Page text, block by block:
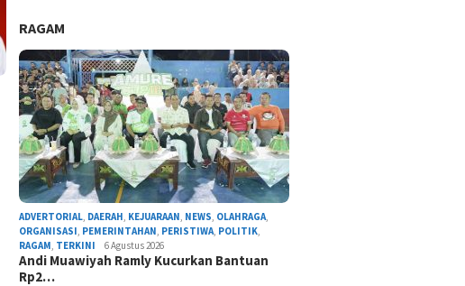
RAGAM
ADVERTORIAL DAERAH KEJUARAAN NEWS OLAHRAGA
ORGANISASI PEMERINTAHAN PERISTIWA POLITIK
RAGAM TERKINI 6 Agustus 2026
Andi Muawiyah Ramly Kucurkan Bantuan
Rp2…